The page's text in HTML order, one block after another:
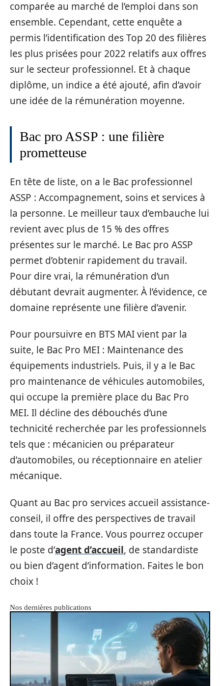
comparée au marché de l’emploi dans son
ensemble. Cependant, cette enquête a
permis l’identification des Top 20 des filières
les plus prisées pour 2022 relatifs aux offres
sur le secteur professionnel. Et à chaque
diplôme, un indice a été ajouté, afin d’avoir
une idée de la rémunération moyenne.
Bac pro ASSP : une filière
prometteuse
En tête de liste, on a le Bac professionnel
ASSP : Accompagnement, soins et services à
la personne. Le meilleur taux d’embauche lui
revient avec plus de 15 % des offres
présentes sur le marché. Le Bac pro ASSP
permet d’obtenir rapidement du travail.
Pour dire vrai, la rémunération d’un
débutant devrait augmenter. À l’évidence, ce
domaine représente une filière d’avenir.
Pour poursuivre en BTS MAI vient par la
suite, le Bac Pro MEI : Maintenance des
équipements industriels. Puis, il y a le Bac
pro maintenance de véhicules automobiles,
qui occupe la première place du Bac Pro
MEI. Il décline des débouchés d’une
technicité recherchée par les professionnels
tels que : mécanicien ou préparateur
d’automobiles, ou réceptionnaire en atelier
mécanique.
Quant au Bac pro services accueil assistance-
conseil, il offre des perspectives de travail
dans toute la France. Vous pourrez occuper
le poste d’agent d’accueil, de standardiste
ou bien d’agent d’information. Faites le bon
choix !
Nos dernières publications